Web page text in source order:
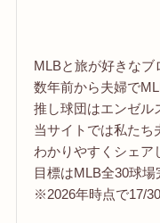
MLBと旅が好きなブ
数年前から夫婦で
推し球団はエンゼル
当サイトでは私たち
わかりやすくシェア
目標はMLB全30球場
※2026年時点で17/